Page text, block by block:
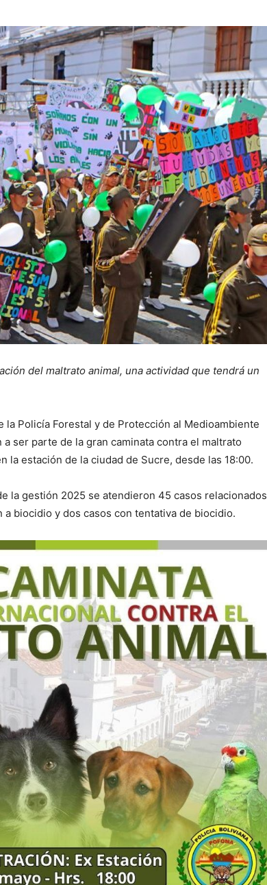
del maltrato animal, una actividad que tendrá un
Policía Forestal y de Protección al Medioambiente
ser parte de la gran caminata contra el maltrato
la estación de la ciudad de Sucre, desde las 18:00.
la gestión 2025 se atendieron 45 casos relacionados
biocidio y dos casos con tentativa de biocidio.